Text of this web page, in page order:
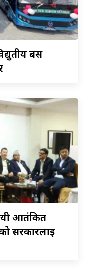
बस
आतंकित
सरकारलाई